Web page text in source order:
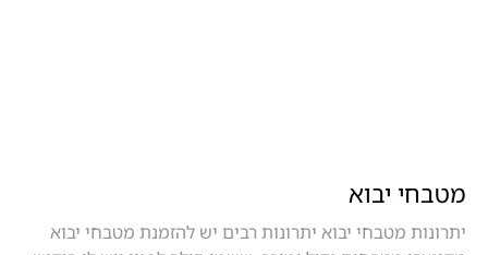
מטבחי יבוא
יתרונות מטבחי יבוא יתרונות רבים יש להזמנת מטבחי יבוא